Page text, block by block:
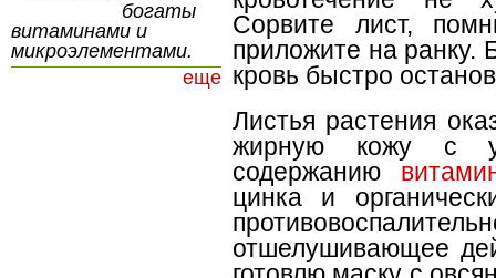
Сорвите лист,
приложите на ранку.
кровь быстро
Листья растения
жирную кожу с
содержанию
цинка и
отшелушивающее
богаты
витаминами и
микроэлементами.
еще